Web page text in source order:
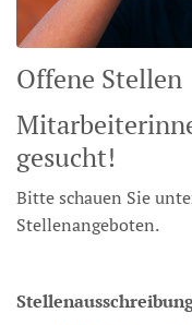
Offene Stellen
gesucht!
Bitte schauen Sie
Stellenangeboten.